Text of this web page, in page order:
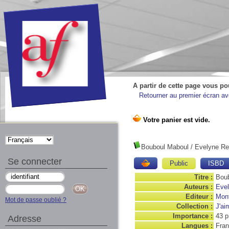
A partir de cette page vous
Retourner au premier écran
Bouboul Maboul / Evelyne
Public
ISBD
Titre :
Auteurs :
Editeur :
Collection :
Importance : 43
Langues :
Se connecter
Mot de passe oublié ?
Adresse